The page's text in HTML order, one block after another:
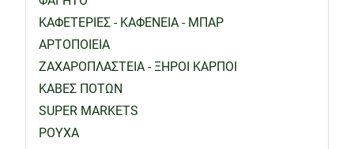
ΚΑΦΕΤΕΡΙΕΣ - ΚΑΦΕΝΕΙΑ - ΜΠΑΡ
ΑΡΤΟΠΟΙΕΙΑ
ΖΑΧΑΡΟΠΛΑΣΤΕΙΑ - ΞΗΡΟΙ ΚΑΡΠΟΙ
ΚΑΒΕΣ ΠΟΤΩΝ
SUPER MARKETS
ΡΟΥΧΑ